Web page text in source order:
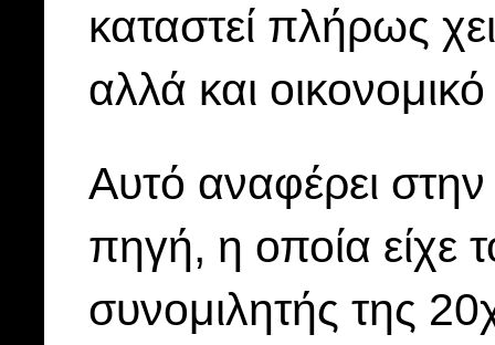
καταστεί πλήρως
αλλά και
Αυτό αναφέρει
πηγή, η οποία είχε
συνομιλητής της